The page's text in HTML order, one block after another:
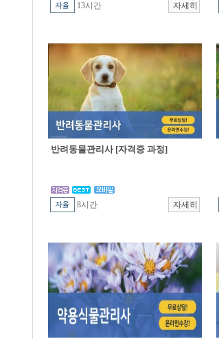
13시간
반려동물관리사 [자격증 과정]
8시간